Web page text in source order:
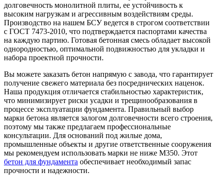
долговечность монолитной плиты, ее устойчивость к
высоким нагрузкам и агрессивным воздействиям среды.
Производство на нашем БСУ ведется в строгом соответствии
с ГОСТ 7473-2010, что подтверждается паспортами качества
на каждую партию. Готовая бетонная смесь обладает высокой
однородностью, оптимальной подвижностью для укладки и
набора проектной прочности.
Вы можете заказать бетон напрямую с завода, что гарантирует
получение свежего материала без посреднических наценок.
Наша продукция отличается стабильностью характеристик,
что минимизирует риски усадки и трещинообразования в
процессе эксплуатации фундамента. Правильный выбор
марки бетона является залогом долговечности всего строения,
поэтому мы также предлагаем профессиональные
консультации. Для оснований под жилые дома,
промышленные объекты и другие ответственные сооружения
мы рекомендуем использовать марки не ниже М350. Этот
бетон для фундамента обеспечивает необходимый запас
прочности и надежности.